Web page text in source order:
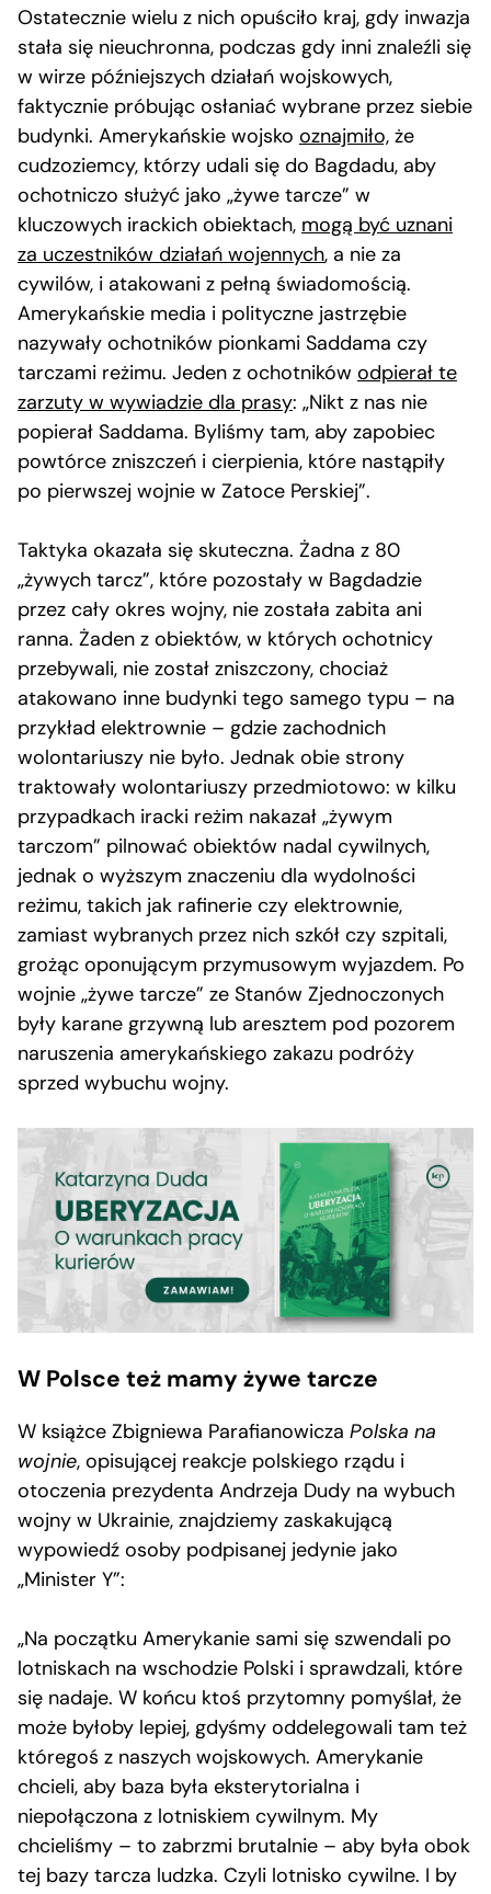
Ostatecznie wielu z nich opuściło kraj, gdy inwazja
stała się nieuchronna, podczas gdy inni znaleźli się
w wirze późniejszych działań wojskowych,
faktycznie próbując osłaniać wybrane przez siebie
budynki. Amerykańskie wojsko oznajmiło, że
cudzoziemcy, którzy udali się do Bagdadu, aby
ochotniczo służyć jako „żywe tarcze” w
kluczowych irackich obiektach, mogą być uznani
za uczestników działań wojennych, a nie za
cywilów, i atakowani z pełną świadomością.
Amerykańskie media i polityczne jastrzębie
nazywały ochotników pionkami Saddama czy
tarczami reżimu. Jeden z ochotników odpierał te
zarzuty w wywiadzie dla prasy: „Nikt z nas nie
popierał Saddama. Byliśmy tam, aby zapobiec
powtórce zniszczeń i cierpienia, które nastąpiły
po pierwszej wojnie w Zatoce Perskiej”.
Taktyka okazała się skuteczna. Żadna z 80
„żywych tarcz”, które pozostały w Bagdadzie
przez cały okres wojny, nie została zabita ani
ranna. Żaden z obiektów, w których ochotnicy
przebywali, nie został zniszczony, chociaż
atakowano inne budynki tego samego typu – na
przykład elektrownie – gdzie zachodnich
wolontariuszy nie było. Jednak obie strony
traktowały wolontariuszy przedmiotowo: w kilku
przypadkach iracki reżim nakazał „żywym
tarczom” pilnować obiektów nadal cywilnych,
jednak o wyższym znaczeniu dla wydolności
reżimu, takich jak rafinerie czy elektrownie,
zamiast wybranych przez nich szkół czy szpitali,
grożąc oponującym przymusowym wyjazdem. Po
wojnie „żywe tarcze” ze Stanów Zjednoczonych
były karane grzywną lub aresztem pod pozorem
naruszenia amerykańskiego zakazu podróży
sprzed wybuchu wojny.
W Polsce też mamy żywe tarcze
W książce Zbigniewa Parafianowicza Polska na
wojnie, opisującej reakcje polskiego rządu i
otoczenia prezydenta Andrzeja Dudy na wybuch
wojny w Ukrainie, znajdziemy zaskakującą
wypowiedź osoby podpisanej jedynie jako
„Minister Y”:
„Na początku Amerykanie sami się szwendali po
lotniskach na wschodzie Polski i sprawdzali, które
się nadaje. W końcu ktoś przytomny pomyślał, że
może byłoby lepiej, gdyśmy oddelegowali tam też
któregoś z naszych wojskowych. Amerykanie
chcieli, aby baza była eksterytorialna i
niepołączona z lotniskiem cywilnym. My
chcieliśmy – to zabrzmi brutalnie – aby była obok
tej bazy tarcza ludzka. Czyli lotnisko cywilne. I by